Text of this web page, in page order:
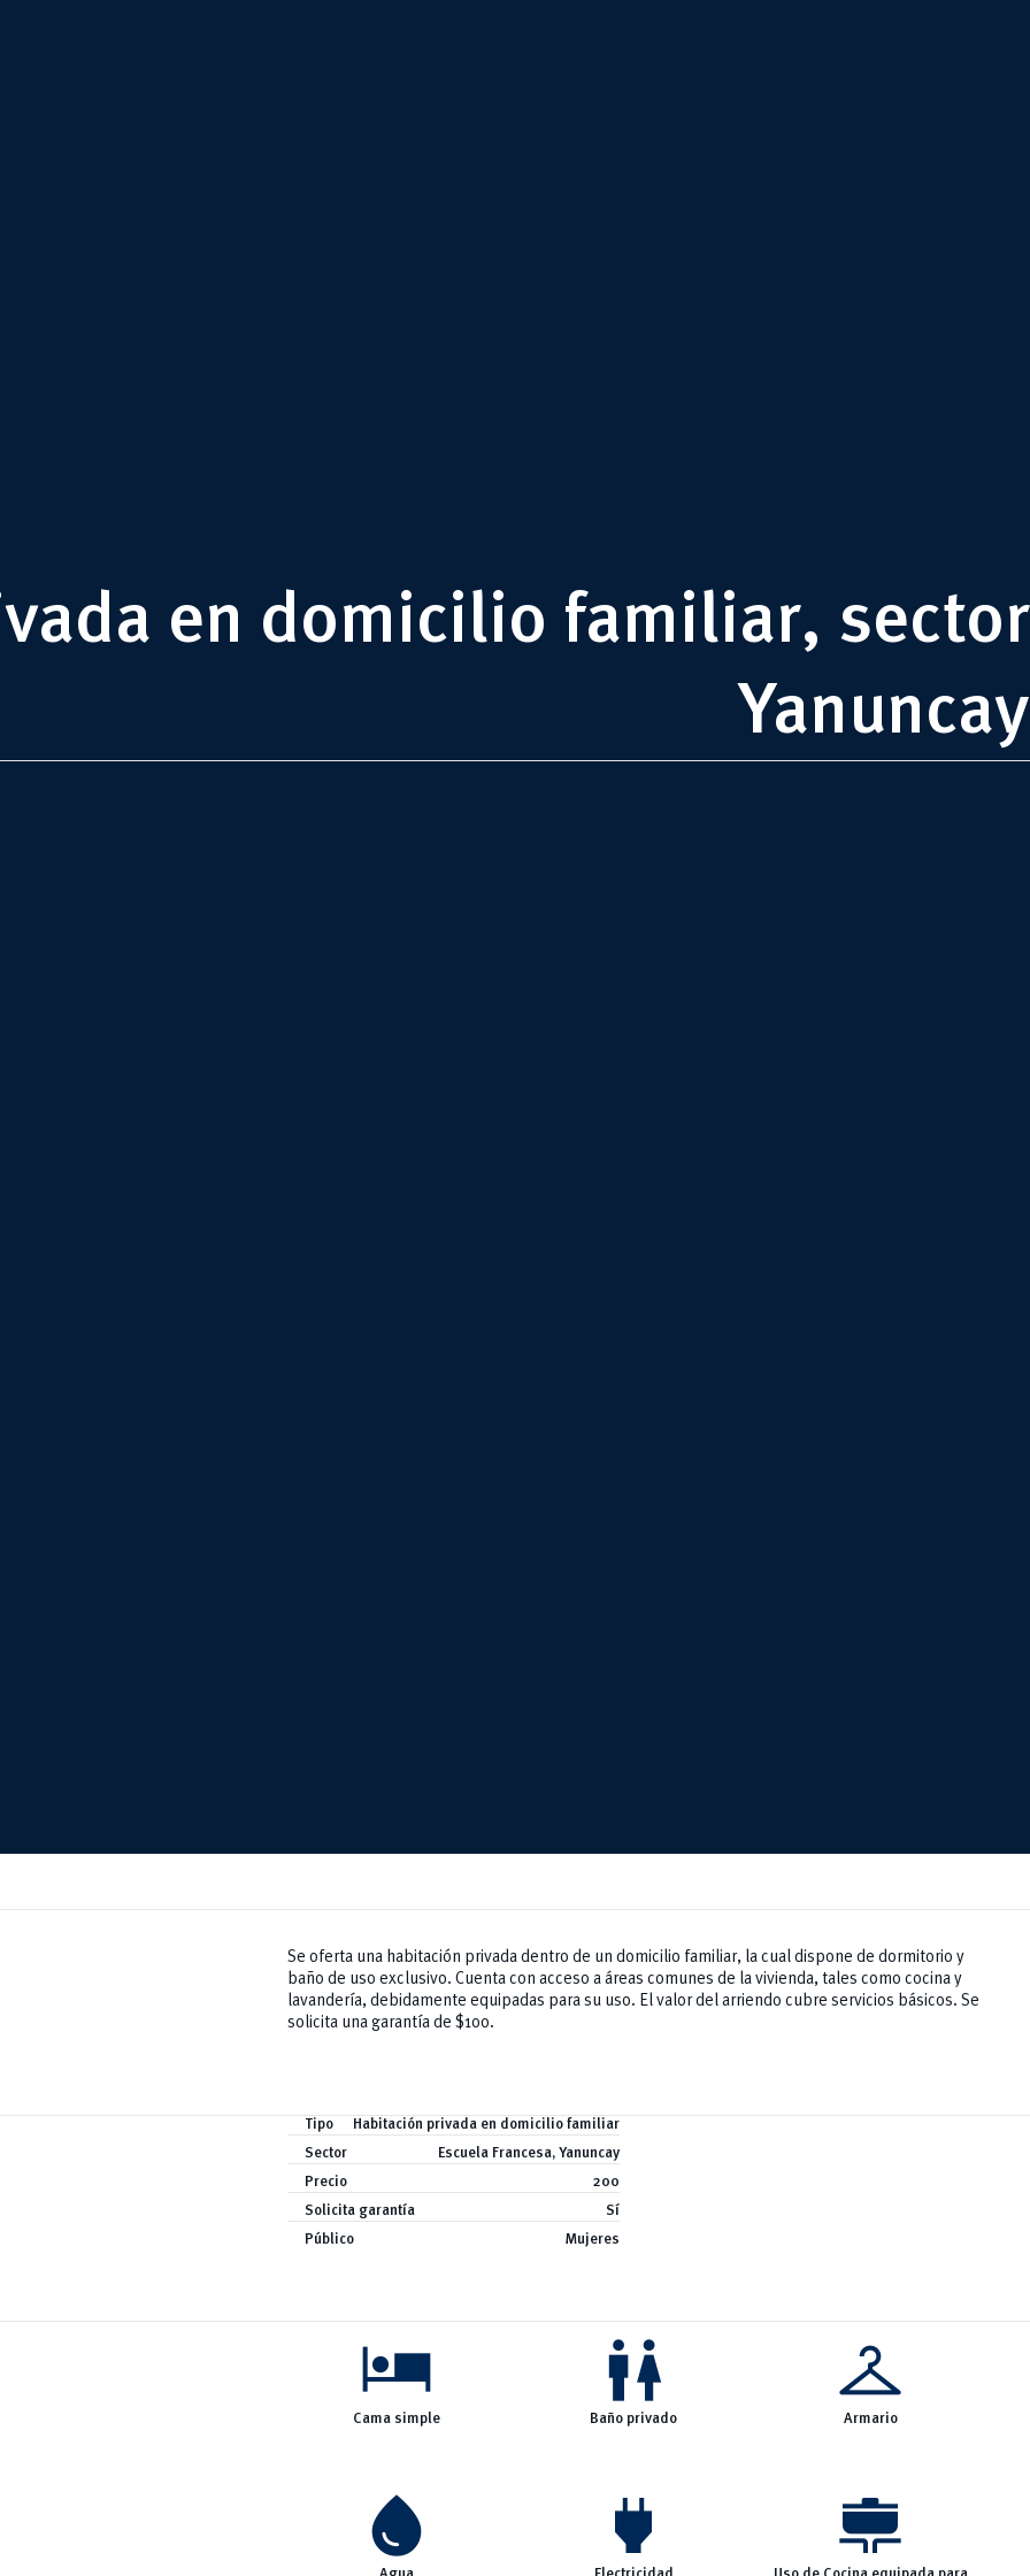
en domicilio familiar, sector
Yanuncay
Se oferta una habitación privada dentro de un domicilio familiar, la cual dispone de dormitorio y
baño de uso exclusivo. Cuenta con acceso a áreas comunes de la vivienda, tales como cocina y
lavandería, debidamente equipadas para su uso. El valor del arriendo cubre servicios básicos. Se
solicita una garantía de $100.
Tipo
Habitación privada en domicilio familiar
Sector
Escuela Francesa, Yanuncay
Precio
200
Solicita garantía
Sí
Público
Mujeres
hotel
Cama simple
wc
Baño privado
checkroom
Armario
water_drop power cooking